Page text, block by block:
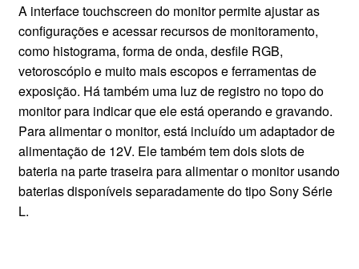
A interface touchscreen do monitor permite ajustar as
configurações e acessar recursos de monitoramento,
como histograma, forma de onda, desfile RGB,
vetoroscópio e muito mais escopos e ferramentas de
exposição. Há também uma luz de registro no topo do
monitor para indicar que ele está operando e gravando.
Para alimentar o monitor, está incluído um adaptador de
alimentação de 12V. Ele também tem dois slots de
bateria na parte traseira para alimentar o monitor usando
baterias disponíveis separadamente do tipo Sony Série
L.